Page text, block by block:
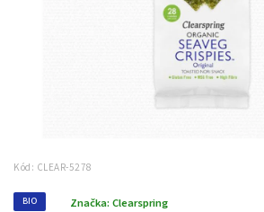
Kód: CLEAR-5278
BIO Značka: Clearspring